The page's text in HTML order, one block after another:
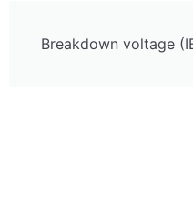
Breakdown voltage